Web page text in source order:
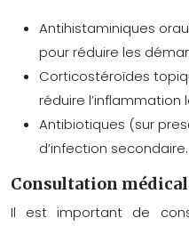
Antihistaminiques
pour réduire les
Corticostéroïdes
réduire l’inflammation
Antibiotiques (sur
d’infection secondaire.
Consultation
Il est important de